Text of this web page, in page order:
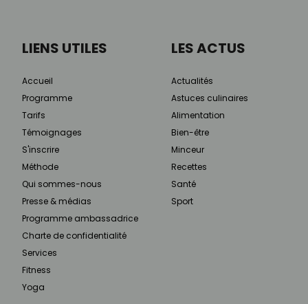
LIENS UTILES
Accueil
Programme
Tarifs
Témoignages
S'inscrire
Méthode
Qui sommes-nous
Presse & médias
Programme ambassadrice
Charte de confidentialité
Services
Fitness
Yoga
LES ACTUS
Actualités
Astuces culinaires
Alimentation
Bien-être
Minceur
Recettes
Santé
Sport